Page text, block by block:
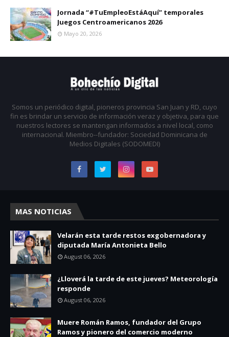
Jornada “#TuEmpleoEstáAquí” temporales
Juegos Centroamericanos 2026
Mayo 20, 2026
Somos un periódico digital, pioneros provincia San Juan y RD, cuyo
fin es brindar un servicio de información veraz y objetiva, para que
nuestros lectores se mantengan informados a nivel local, como
internacional. Miembro--fundador: Sociedad Dominicana de
Medios Digitales (SODOMEDI)
MAS NOTICIAS
Velarán esta tarde restos exgobernadora y
diputada María Antonieta Bello
August 06, 2026
¿Lloverá la tarde de este jueves? Meteorología
responde
August 06, 2026
Muere Román Ramos, fundador del Grupo
Ramos y pionero del comercio moderno